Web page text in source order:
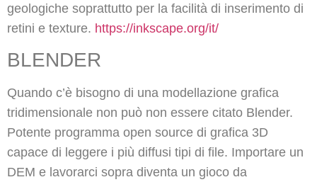
geologiche soprattutto per la facilità di inserimento di
retini e texture. https://inkscape.org/it/
BLENDER
Quando c’è bisogno di una modellazione grafica
tridimensionale non può non essere citato Blender.
Potente programma open source di grafica 3D
capace di leggere i più diffusi tipi di file. Importare un
DEM e lavorarci sopra diventa un gioco da